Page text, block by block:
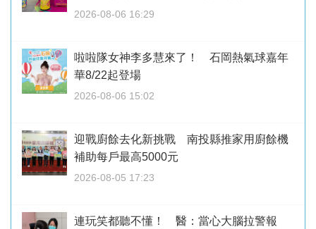
2026-08-06 16:29
啦啦隊女神李多慧來了！ 石岡熱氣球嘉年
華8/22起登場
2026-08-06 15:02
迎戰廚餘去化新挑戰 南投縣推家用廚餘機
補助每戶最高5000元
2026-08-05 17:23
連玩笑都聽不懂！ 醫：當心大腦拉警報